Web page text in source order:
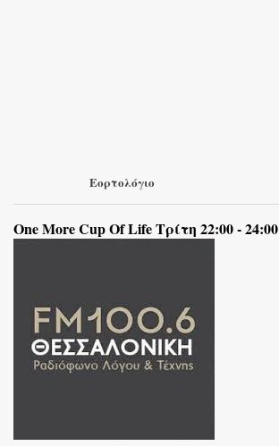
Εορτολόγιο
One More Cup Of Life Τρίτη 22:00 - 24:00